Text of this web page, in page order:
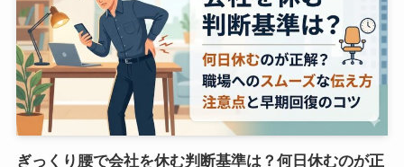
ぎっくり腰で会社を休む判断基準は？何日休むのが正